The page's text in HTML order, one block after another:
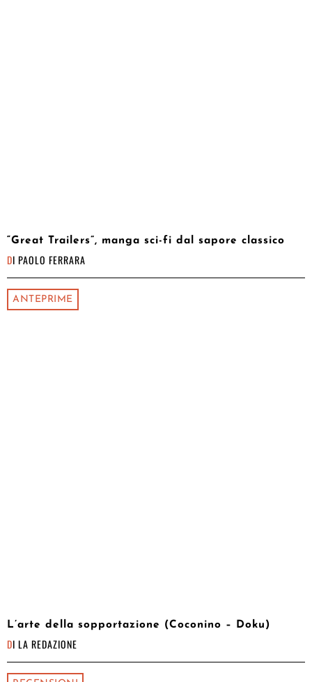
“Great Trailers”, manga sci-fi dal sapore classico
DI PAOLO FERRARA
ANTEPRIME
L’arte della sopportazione (Coconino – Doku)
DI LA REDAZIONE